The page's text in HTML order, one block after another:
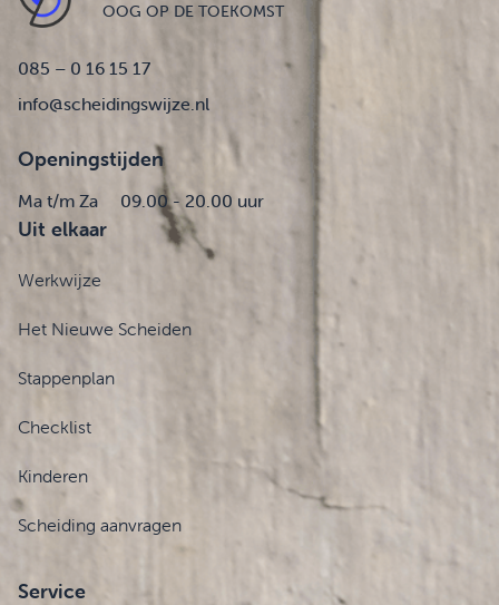
OOG OP DE TOEKOMST
085 – 0 16 15 17
info@scheidingswijze.nl
Openingstijden
Ma t/m Za 09.00 - 20.00 uur
Uit elkaar
Werkwijze
Het Nieuwe Scheiden
Stappenplan
Checklist
Kinderen
Scheiding aanvragen
Service